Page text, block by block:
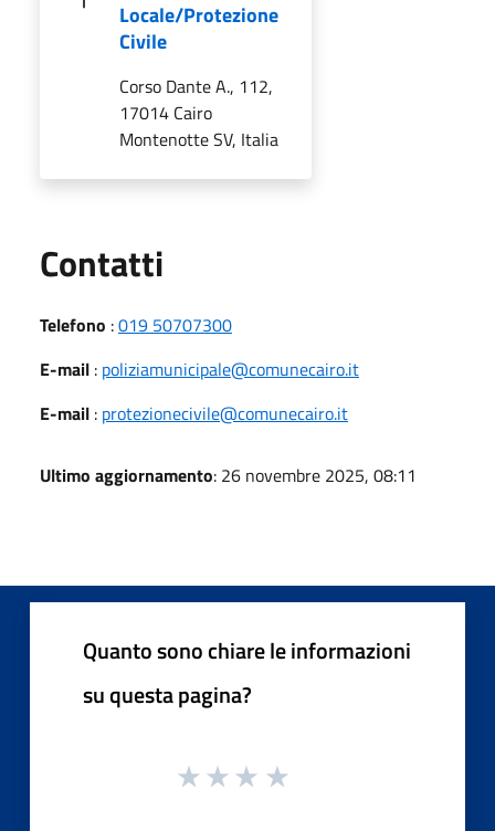
Locale/Protezione
Civile
Corso Dante A., 112,
17014 Cairo
Montenotte SV, Italia
Contatti
Telefono :019 50707300
E-mail : poliziamunicipale@comunecairo.it
E-mail : protezionecivile@comunecairo.it
Ultimo aggiornamento: 26 novembre 2025, 08:11
Quanto sono chiare le informazioni
su questa pagina?